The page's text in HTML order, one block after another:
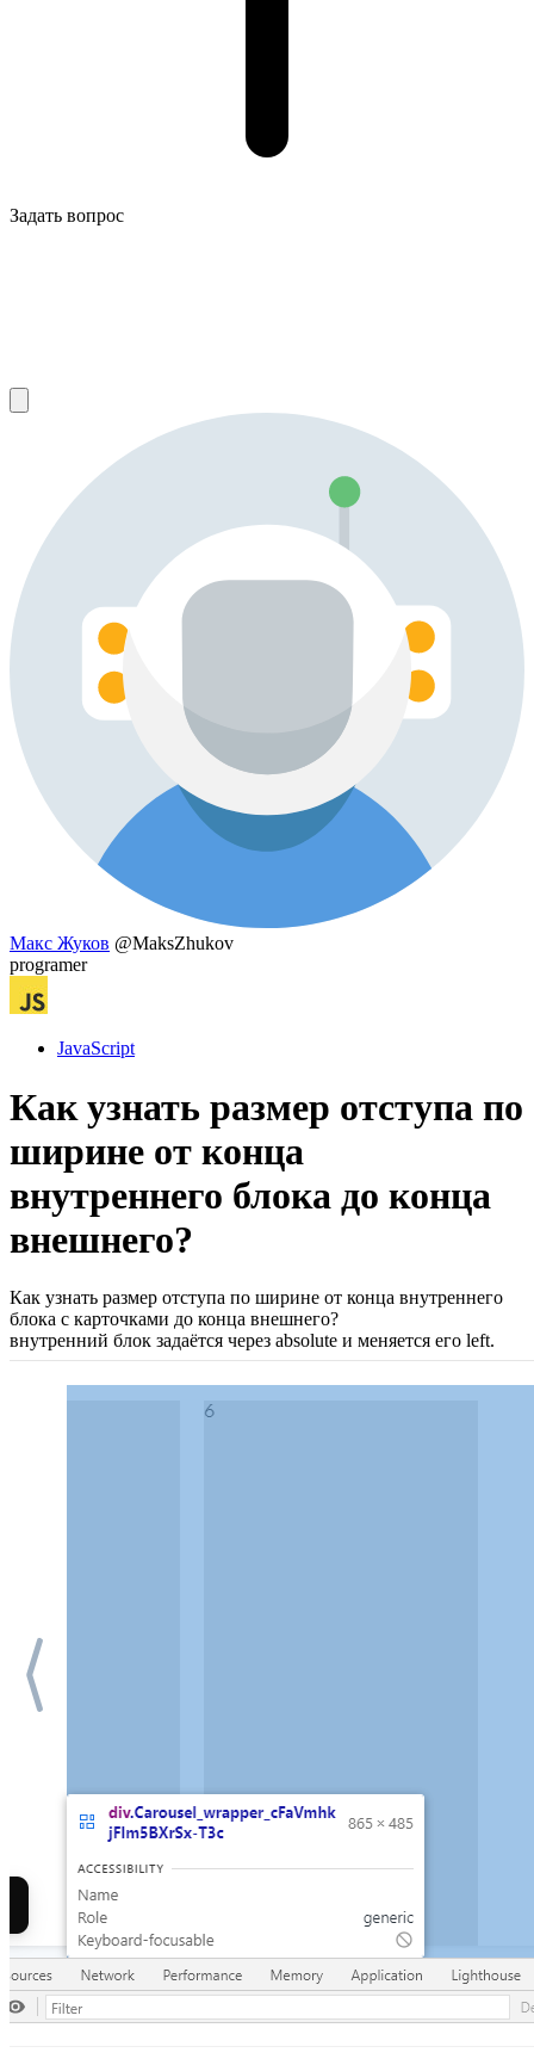
Задать вопрос
Макс Жуков @MaksZhukov
programer
JavaScript
Как узнать размер отступа по
ширине от конца
внутреннего блока до конца
внешнего?
Как узнать размер отступа по ширине от конца внутреннего
блока с карточками до конца внешнего?
внутренний блок задаётся через absolute и меняется его left.